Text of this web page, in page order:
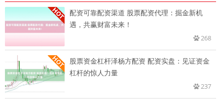
配资可靠配资渠道 股票配资代理：掘金新机
遇，共赢财富未来！
268
股票资金杠杆泽杨方配资 配资实盘：见证资金
杠杆的惊人力量
237